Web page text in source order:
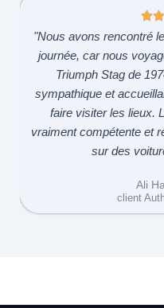
"Nous avons rencontré
journée, car nous
Triumph Stag de
sympathique et
faire visiter les lieux.
vraiment compétente et
sur des
Ali
client